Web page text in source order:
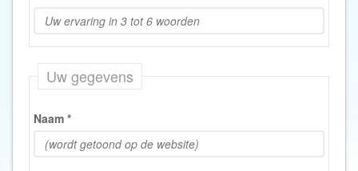
Uw gegevens
Naam *